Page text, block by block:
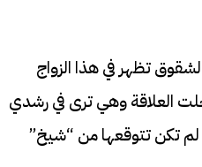
تظهر في هذا الزواج
العلاقة وهي ترى في رشدي
تكن تتوقعها من “شيخ”